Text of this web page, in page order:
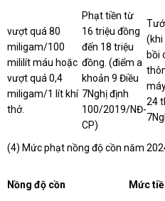
vượt quá 80
miligam/100
mililít máu hoặc
vượt quá 0,4
miligam/1 lít khí
thở.
Phạt tiền từ
16 triệu đồng
đến 18 triệu
đồng. (điểm a
khoản 9 Điều
7Nghị định
100/2019/NĐ-
CP)
(khi
bồi
24
(4) Mức phạt nồng độ cồn năm
Nồng độ cồn
Mức